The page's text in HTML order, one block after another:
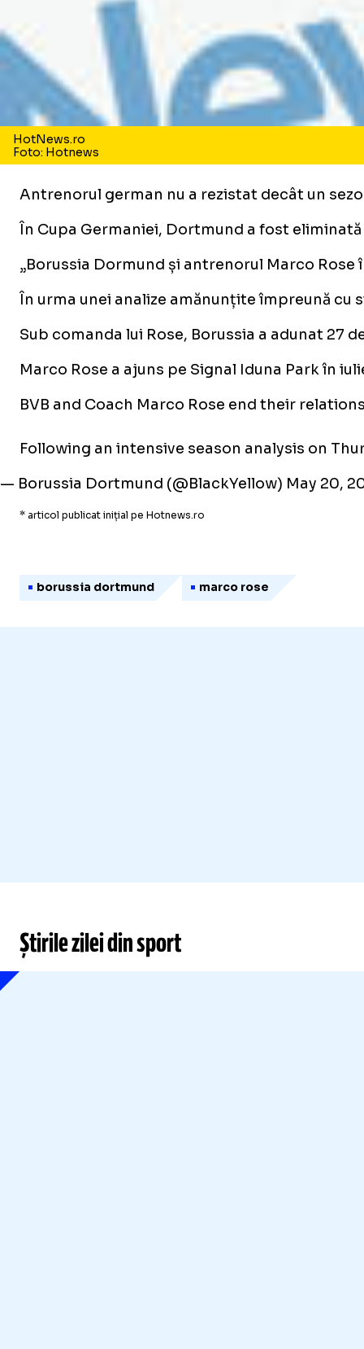
HotNews.ro
Foto: Hotnews
Antrenorul german nu a rezistat decât un
În Cupa Germaniei, Dortmund a fost
„Borussia Dormund și antrenorul Marco Rose
În urma unei analize amănunțite împreună cu
Sub comanda lui Rose, Borussia a adunat 27
Marco Rose a ajuns pe Signal Iduna Park în
BVB and Coach Marco Rose end their
Following an intensive season analysis on
— Borussia Dortmund (@BlackYellow) May 20,
* articol publicat inițial pe Hotnews.ro
borussia dortmund marco rose
Știrile zilei din sport